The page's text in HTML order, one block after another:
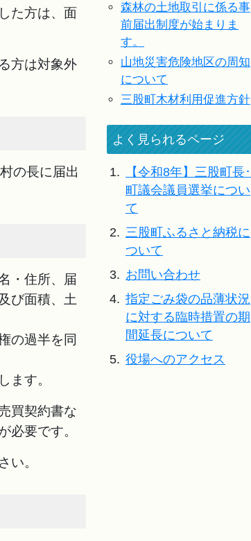
た方は、面
方は対象外
の長に届出
・住所、届
び面積、土
の過半を同
ます。
買契約書な
必要です。
い。
森林の土地取引に係る事
前届出制度が始まりま
す。
山地災害危険地区の周知
について
三股町木材利用促進方針
よく見られるページ
1.
【令和8年】三股町長･
町議会議員選挙につい
て
2. 三股町ふるさと納税に
ついて
3. お問い合わせ
4. 指定ごみ袋の品薄状況
に対する臨時措置の期
間延長について
5. 役場へのアクセス